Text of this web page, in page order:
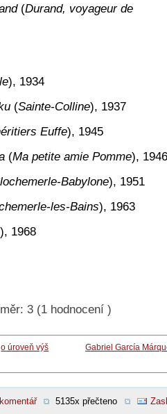
(Durand, voyageur de
), 1934
(Sainte-Colline), 1937
Euffe), 1945
(Ma petite amie Pomme), 1946
Babylone), 1951
les-Bains), 1963
), 1968
3 (1 hodnocení )
o úroveň výš Gabriel García
5135x přečteno